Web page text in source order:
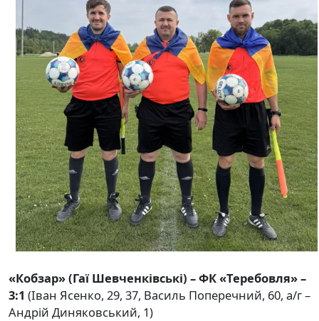
«Кобзар» (Гаї Шевченківські) – ФК «Теребовля» –
3:1 (Іван Ясенко, 29, 37, Василь Поперечний, 60, а/г –
Андрій Диняковський, 1)